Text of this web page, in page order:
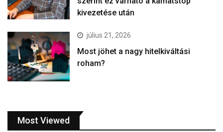
kivezetése után
július 21, 2026
Most jöhet a nagy hitelkiváltási
roham?
Most Viewed